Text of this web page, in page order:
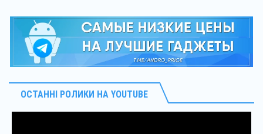
ОСТАННІ РОЛИКИ НА YOUTUBE